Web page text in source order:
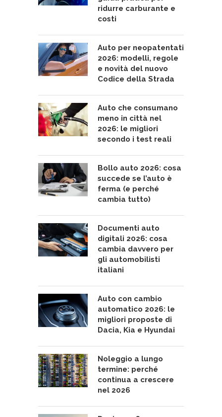
ridurre carburante e
costi
Auto per neopatentati
2026: modelli, regole
e novità del nuovo
Codice della Strada
Auto che consumano
meno in città nel
2026: le migliori
secondo i test reali
Bollo auto 2026: cosa
succede se l’auto è
ferma (e perché
cambia tutto)
Documenti auto
digitali 2026: cosa
cambia davvero per
gli automobilisti
italiani
Auto con cambio
automatico 2026: le
migliori proposte di
Dacia, Kia e Hyundai
Noleggio a lungo
termine: perché
continua a crescere
nel 2026